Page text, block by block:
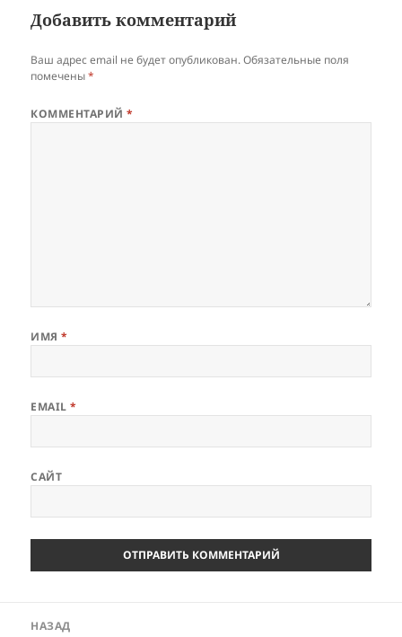
Добавить комментарий
Ваш адрес email не будет опубликован. Обязательные поля
помечены*
КОММЕНТАРИЙ*
ИМЯ*
EMAIL*
САЙТ
НАЗАД